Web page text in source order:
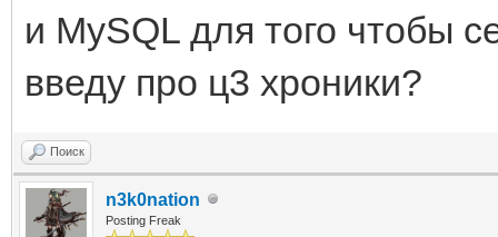
и MySQL для того чтобы
введу про ц3 хроники?
Поиск
n3k0nation
Posting Freak